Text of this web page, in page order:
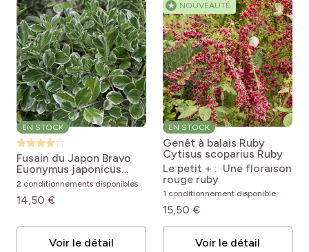
EN STOCK
Fusain du Japon Bravo
Euonymus japonicus
Bravo
2 conditionnements disponibles
14,50 €
Voir le détail
★ NOUVEAUTÉ
EN STOCK
Genêt à balais Ruby
Cytisus scoparius Ruby
Le petit + : Une floraison
rouge ruby
1 conditionnement disponible
15,50 €
Voir le détail